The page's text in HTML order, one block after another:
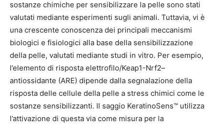
sostanze chimiche per sensibilizzare la pelle sono stati
valutati mediante esperimenti sugli animali. Tuttavia, vi è
una crescente conoscenza dei principali meccanismi
biologici e fisiologici alla base della sensibilizzazione
della pelle, valutati mediante studi in vitro. Per esempio,
l’elemento di risposta elettrofilo/Keap1-Nrf2–
antiossidante (ARE) dipende dalla segnalazione della
risposta delle cellule della pelle a stress chimici come le
sostanze sensibilizzanti. Il saggio KeratinoSens™ utilizza
l’attivazione di questa via come misura per la